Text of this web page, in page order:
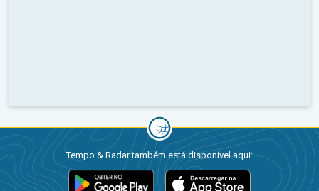
Tempo & Radar também está disponível aqui: